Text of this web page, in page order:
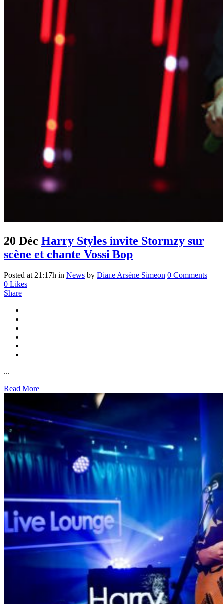
20 Déc Harry Styles invite Stormzy sur
scène et chante Vossi Bop
Posted at 21:17h in News by Diane Arsène Simeon 0 Comments
0 Likes
Share
...
Read More